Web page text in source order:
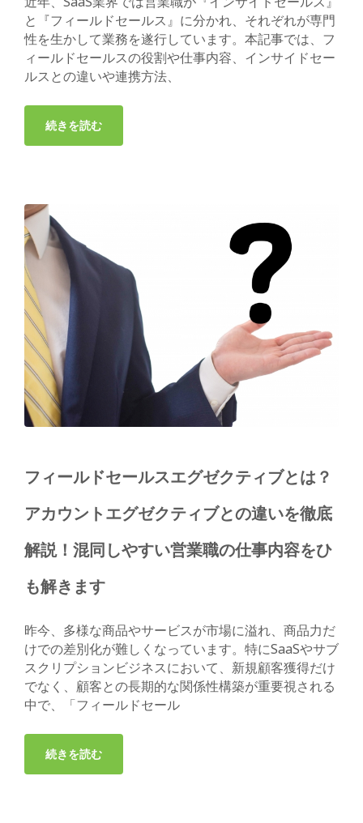
と『フィールドセールス』に分かれ、それぞれが専門
性を生かして業務を遂行しています。本記事では、フ
ィールドセールスの役割や仕事内容、インサイドセー
ルスとの違いや連携方法、
フィールドセールスエグゼクティブとは？
アカウントエグゼクティブとの違いを徹底
解説！混同しやすい営業職の仕事内容をひ
も解きます
昨今、多様な商品やサービスが市場に溢れ、商品力だ
けでの差別化が難しくなっています。特にSaaSやサブ
スクリプションビジネスにおいて、新規顧客獲得だけ
でなく、顧客との長期的な関係性構築が重要視される
中で、「フィールドセール